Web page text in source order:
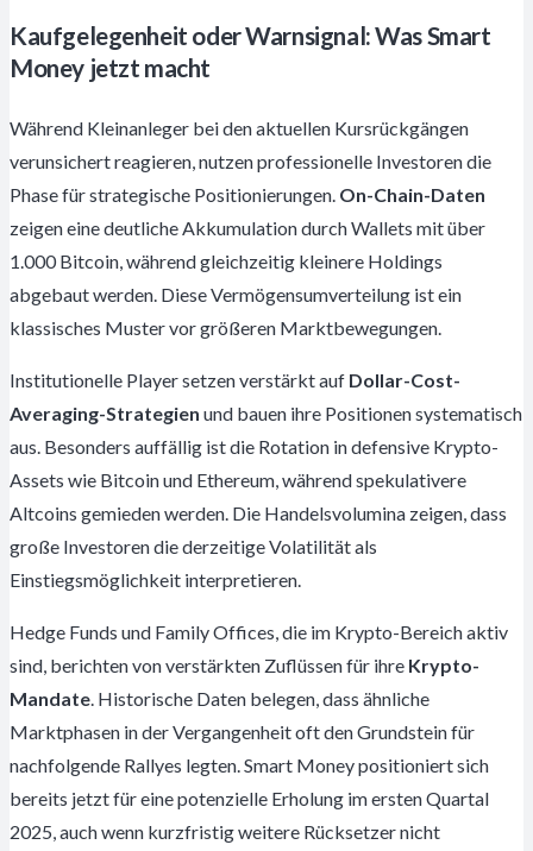
Kaufgelegenheit oder Warnsignal: Was Smart
Money jetzt macht
Während Kleinanleger bei den aktuellen Kursrückgängen
verunsichert reagieren, nutzen professionelle Investoren die
Phase für strategische Positionierungen. On-Chain-Daten
zeigen eine deutliche Akkumulation durch Wallets mit über
1.000 Bitcoin, während gleichzeitig kleinere Holdings
abgebaut werden. Diese Vermögensumverteilung ist ein
klassisches Muster vor größeren Marktbewegungen.
Institutionelle Player setzen verstärkt auf Dollar-Cost-
Averaging-Strategien und bauen ihre Positionen systematisch
aus. Besonders auffällig ist die Rotation in defensive Krypto-
Assets wie Bitcoin und Ethereum, während spekulativere
Altcoins gemieden werden. Die Handelsvolumina zeigen, dass
große Investoren die derzeitige Volatilität als
Einstiegsmöglichkeit interpretieren.
Hedge Funds und Family Offices, die im Krypto-Bereich aktiv
sind, berichten von verstärkten Zuflüssen für ihre Krypto-
Mandate . Historische Daten belegen, dass ähnliche
Marktphasen in der Vergangenheit oft den Grundstein für
nachfolgende Rallyes legten. Smart Money positioniert sich
bereits jetzt für eine potenzielle Erholung im ersten Quartal
2025, auch wenn kurzfristig weitere Rücksetzer nicht